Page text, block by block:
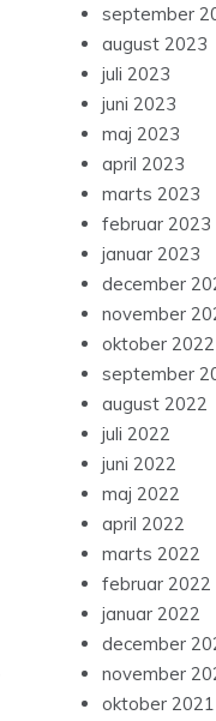
september
august 2023
juli 2023
juni 2023
maj 2023
april 2023
marts 2023
februar 2023
januar 2023
december
november
oktober 2022
september
august 2022
juli 2022
juni 2022
maj 2022
april 2022
marts 2022
februar 2022
januar 2022
december
november
oktober 2021